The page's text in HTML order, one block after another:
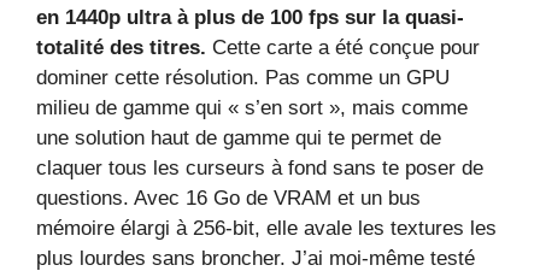
en 1440p ultra à plus de 100 fps sur la quasi-
totalité des titres. Cette carte a été conçue pour
dominer cette résolution. Pas comme un GPU
milieu de gamme qui « s’en sort », mais comme
une solution haut de gamme qui te permet de
claquer tous les curseurs à fond sans te poser de
questions. Avec 16 Go de VRAM et un bus
mémoire élargi à 256-bit, elle avale les textures les
plus lourdes sans broncher. J’ai moi-même testé